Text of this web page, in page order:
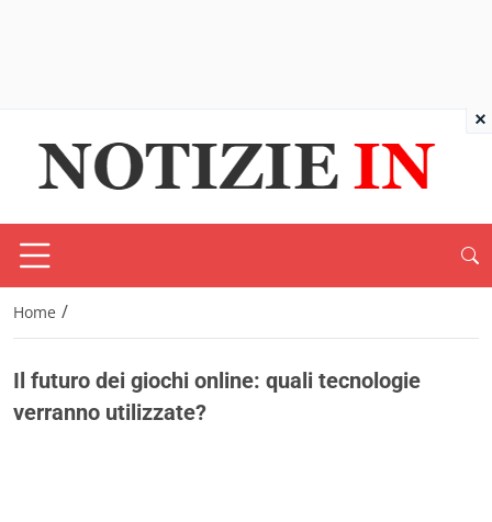
Home /
Il futuro dei giochi online: quali tecnologie
verranno utilizzate?
×